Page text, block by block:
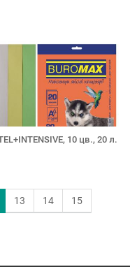
10 цв., 20 л.
13 14 15